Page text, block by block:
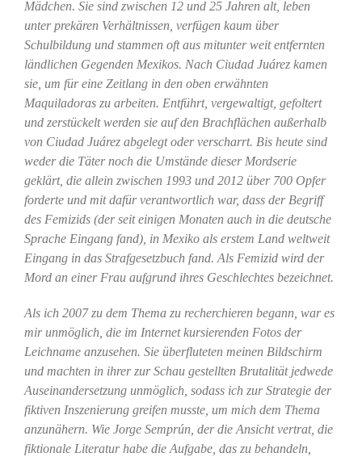
Mädchen. Sie sind zwischen 12 und 25 Jahren alt, leben
unter prekären Verhältnissen, verfügen kaum über
Schulbildung und stammen oft aus mitunter weit entfernten
ländlichen Gegenden Mexikos. Nach Ciudad Juárez kamen
sie, um für eine Zeitlang in den oben erwähnten
Maquiladoras zu arbeiten. Entführt, vergewaltigt, gefoltert
und zerstückelt werden sie auf den Brachflächen außerhalb
von Ciudad Juárez abgelegt oder verscharrt. Bis heute sind
weder die Täter noch die Umstände dieser Mordserie
geklärt, die allein zwischen 1993 und 2012 über 700 Opfer
forderte und mit dafür verantwortlich war, dass der Begriff
des Femizids (der seit einigen Monaten auch in die deutsche
Sprache Eingang fand), in Mexiko als erstem Land weltweit
Eingang in das Strafgesetzbuch fand. Als Femizid wird der
Mord an einer Frau aufgrund ihres Geschlechtes bezeichnet.
Als ich 2007 zu dem Thema zu recherchieren begann, war es
mir unmöglich, die im Internet kursierenden Fotos der
Leichname anzusehen. Sie überfluteten meinen Bildschirm
und machten in ihrer zur Schau gestellten Brutalität jedwede
Auseinandersetzung unmöglich, sodass ich zur Strategie der
fiktiven Inszenierung greifen musste, um mich dem Thema
anzunähern. Wie Jorge Semprún, der die Ansicht vertrat, die
fiktionale Literatur habe die Aufgabe, das zu behandeln,